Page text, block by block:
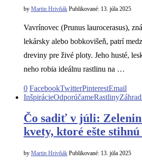
by Martin Hrivňák Publikované: 13. júla 2025
Vavrínovec (Prunus laurocerasus),
lekársky alebo bobkovišeň, patrí
dreviny pre živé ploty. Jeho husté,
neho robia ideálnu rastlinu na …
0 FacebookTwitterPinterestEmail
InšpirácieOdporúčameRastliny
Čo sadiť v júli:
kvety, ktoré ešte
by Martin Hrivňák Publikované: 13. júla 2025